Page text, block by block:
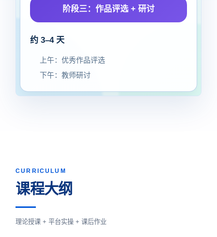
阶段三：作品评选 + 研讨
约 3–4 天
上午：优秀作品评选
下午：教师研讨
CURRICULUM
课程大纲
理论授课 + 平台实操 + 课后作业